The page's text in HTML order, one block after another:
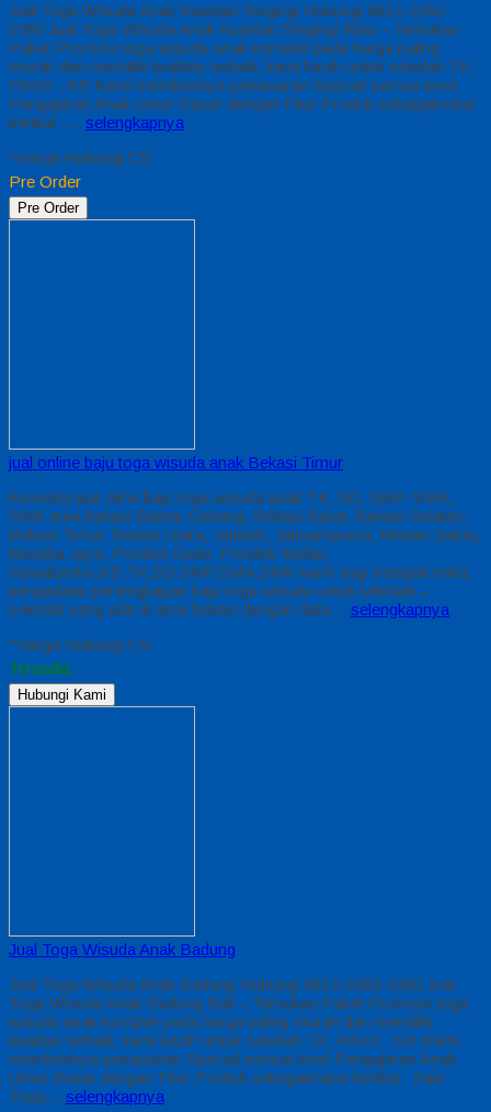
Jual Toga Wisuda Anak Kuantan Singingi Hubungi 0812-2282-
1060 Jual Toga Wisuda Anak Kuantan Singingi Riau – Temukan
Paket Promosi toga wisuda anak komplet pada harga paling
murah dan memiliki kualitas terbaik, kami kasih untuk sekolah TK,
PAUD , SD Kami memberinya penawaran Special semua level
Pengajaran Anak Umur Dasar dengan Fitur Produk sebagaimana
berikut :… selengkapnya
*Harga Hubungi CS
Pre Order
Pre Order
jual online baju toga wisuda anak Bekasi Timur
konveksi jual oline baju toga wisuda anak TK, SD, SMP, SMA,
SMK area bekasi Bantar Gebang, Bekasi Barat, Bekasi Selatan,
Bekasi Timur, Bekasi Utara, Jatiasih, Jatisampurna, Medan Satria,
Mustika Jaya, Pondok Gede, Pondok Melati,
Rawalumbu,KB,TK,SD,SMP,SMA,SMK kami siap menjadi mitra
pengadaan perlengkapan baju toga wisuda untuk sekolah –
sekolah yang ada di area bekasi dengan data… selengkapnya
*Harga Hubungi CS
Tersedia
Hubungi Kami
Jual Toga Wisuda Anak Badung
Jual Toga Wisuda Anak Badung Hubungi 0812-2282-1060 Jual
Toga Wisuda Anak Badung Bali – Temukan Paket Promosi toga
wisuda anak komplet pada harga paling murah dan memiliki
kualitas terbaik, kami kasih untuk sekolah TK, PAUD , SD Kami
memberinya penawaran Special semua level Pengajaran Anak
Umur Dasar dengan Fitur Produk sebagaimana berikut : Kain
Toga… selengkapnya